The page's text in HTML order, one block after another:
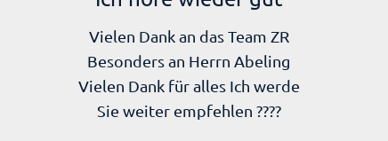
Vielen Dank an das Team ZR
Besonders an Herrn Abeling
Vielen Dank für alles Ich werde
Sie weiter empfehlen ????